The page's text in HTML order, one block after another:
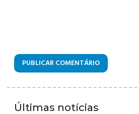
Últimas notícias